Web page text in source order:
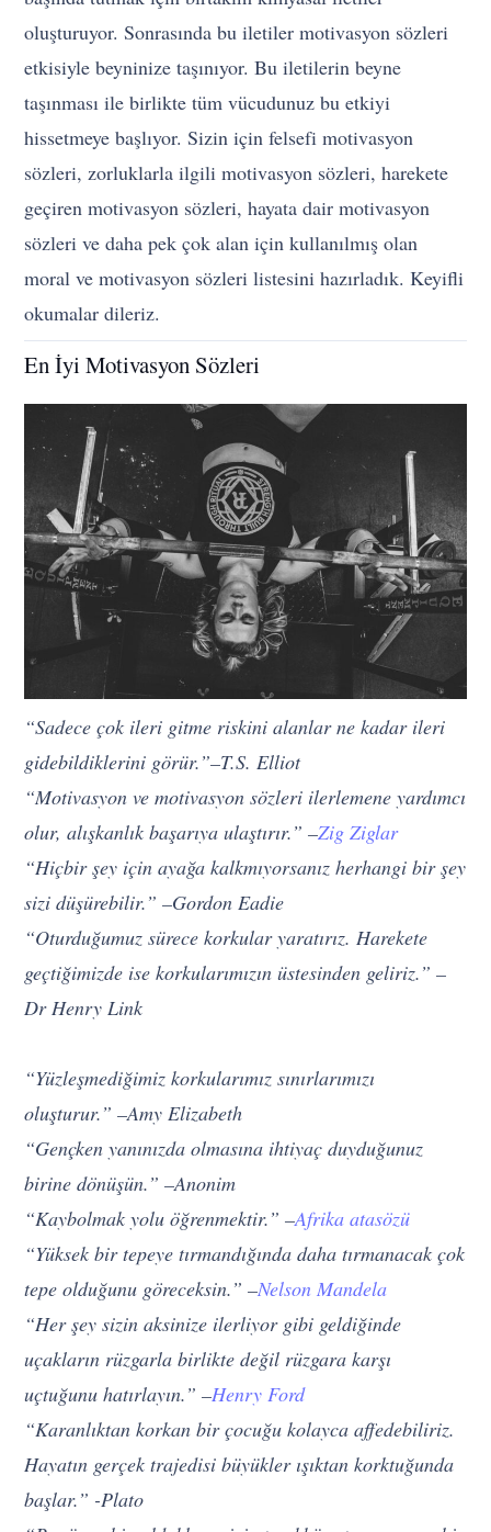
oluşturuyor. Sonrasında bu iletiler motivasyon sözleri
etkisiyle beyninize taşınıyor. Bu iletilerin beyne
taşınması ile birlikte tüm vücudunuz bu etkiyi
hissetmeye başlıyor. Sizin için felsefi motivasyon
sözleri, zorluklarla ilgili motivasyon sözleri, harekete
geçiren motivasyon sözleri, hayata dair motivasyon
sözleri ve daha pek çok alan için kullanılmış olan
moral ve motivasyon sözleri listesini hazırladık. Keyifli
okumalar dileriz.
En İyi Motivasyon Sözleri
“Sadece çok ileri gitme riskini alanlar ne kadar ileri
gidebildiklerini görür.”–T.S. Elliot
“Motivasyon ve motivasyon sözleri ilerlemene yardımcı
olur, alışkanlık başarıya ulaştırır.” –Zig Ziglar
“Hiçbir şey için ayağa kalkmıyorsanız herhangi bir şey
sizi düşürebilir.” –Gordon Eadie
“Oturduğumuz sürece korkular yaratırız. Harekete
geçtiğimizde ise korkularımızın üstesinden geliriz.” –
Dr Henry Link
“Yüzleşmediğimiz korkularımız sınırlarımızı
oluşturur.” –Amy Elizabeth
“Gençken yanınızda olmasına ihtiyaç duyduğunuz
birine dönüşün.” –Anonim
“Kaybolmak yolu öğrenmektir.” –Afrika atasözü
“Yüksek bir tepeye tırmandığında daha tırmanacak çok
tepe olduğunu göreceksin.” –Nelson Mandela
“Her şey sizin aksinize ilerliyor gibi geldiğinde
uçakların rüzgarla birlikte değil rüzgara karşı
uçtuğunu hatırlayın.” –Henry Ford
“Karanlıktan korkan bir çocuğu kolayca affedebiliriz.
Hayatın gerçek trajedisi büyükler ışıktan korktuğunda
başlar.” -Plato